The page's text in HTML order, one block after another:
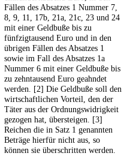
Fällen des Absatzes 1 Nummer 7,
8, 9, 11, 17b, 21a, 21c, 23 und 24
mit einer Geldbuße bis zu
fünfzigtausend Euro und in den
übrigen Fällen des Absatzes 1
sowie im Fall des Absatzes 1a
Nummer 6 mit einer Geldbuße bis
zu zehntausend Euro geahndet
werden. [2] Die Geldbuße soll den
wirtschaftlichen Vorteil, den der
Täter aus der Ordnungswidrigkeit
gezogen hat, übersteigen. [3]
Reichen die in Satz 1 genannten
Beträge hierfür nicht aus, so
können sie überschritten werden.